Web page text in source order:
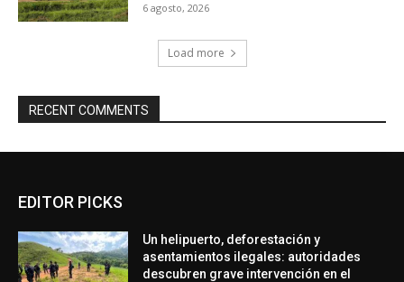
6 agosto, 2026
Load more
RECENT COMMENTS
EDITOR PICKS
Un helipuerto, deforestación y
asentamientos ilegales: autoridades
descubren grave intervención en el